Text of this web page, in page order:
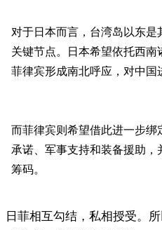
对于日本而言，台湾岛以东
关键节点。日本希望依托西
菲律宾形成南北呼应，对中国
而菲律宾则希望借此进一步
承诺、军事支持和装备援助
筹码。
日菲相互勾结，私相授受。